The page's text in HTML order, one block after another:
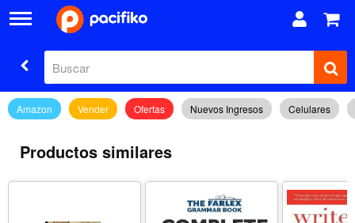
Amazon Vender Ofertas Nuevos Ingresos Celulares
Productos similares